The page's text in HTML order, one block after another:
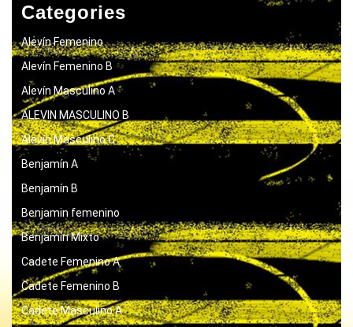
Categories
Alevín Femenino
Alevín Femenino B
Alevín Masculino A
ALEVIN MASCULINO B
Alevín Masculino C
Benjamín A
Benjamín B
Benjamin femenino
Benjamín Mixto
Cadete Femenino A
Cadete Femenino B
Cadete Masculino A